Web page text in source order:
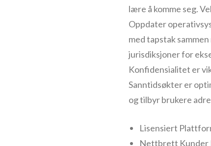
lære å komme seg.
Oppdater
med tapstak
jurisdiksjoner for
Konfidensialitet er
Sanntidsøkter er
og tilbyr brukere
Lisensiert
Nettbrett Kunder